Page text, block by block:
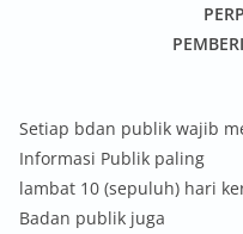
Setiap bdan publik wajib
Informasi Publik paling
lambat 10 (sepuluh) hari
Badan publik juga